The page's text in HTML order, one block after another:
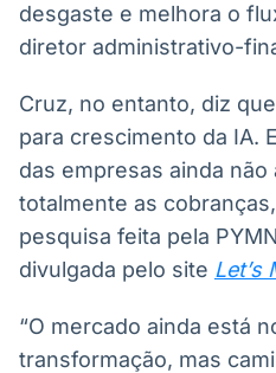
desgaste e melhora o
diretor administrativo-
Cruz, no entanto, diz
para crescimento da IA.
das empresas ainda não
totalmente as
pesquisa feita pela
divulgada pelo site Let’s
“O mercado ainda está
transformação, mas